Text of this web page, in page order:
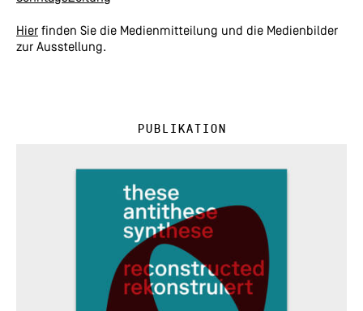
Hier finden Sie die Medienmitteilung und die Medienbilder
zur Ausstellung.
Publikation